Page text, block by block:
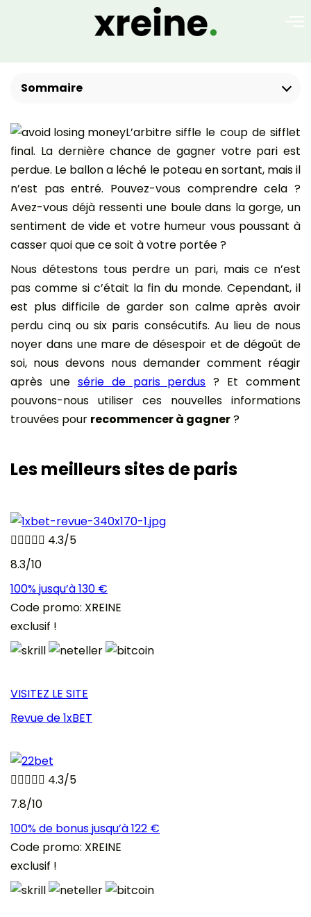
L’arbitre siffle le coup de sifflet
final. La dernière chance de gagner votre pari est
perdue. Le ballon a léché le poteau en sortant, mais il
n’est pas entré. Pouvez-vous comprendre cela ?
Avez-vous déjà ressenti une boule dans la gorge, un
sentiment de vide et votre humeur vous poussant à
casser quoi que ce soit à votre portée ?
Nous détestons tous perdre un pari, mais ce n’est
pas comme si c’était la fin du monde. Cependant, il
est plus difficile de garder son calme après avoir
perdu cinq ou six paris consécutifs. Au lieu de nous
noyer dans une mare de désespoir et de dégoût de
soi, nous devons nous demander comment réagir
après une série de paris perdus ? Et comment
pouvons-nous utiliser ces nouvelles informations
trouvées pour recommencer à gagner?
Les meilleurs sites de paris
 4.3/5
8.3/10
100% jusqu’à 130 €
Code promo: XREINE
exclusif !
VISITEZ LE SITE
Revue de 1xBET
 4.3/5
7.8/10
100% de bonus jusqu’à 122 €
Code promo: XREINE
exclusif !
Sommaire